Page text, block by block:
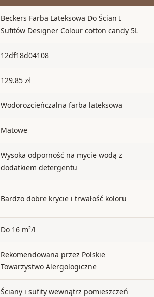
Beckers Farba Lateksowa Do Ścian I
Sufitów Designer Colour cotton candy 5L
12df18d04108
129.85 zł
Wodorozcieńczalna farba lateksowa
Matowe
Wysoka odporność na mycie wodą z
dodatkiem detergentu
Bardzo dobre krycie i trwałość koloru
Do 16 m²/l
Rekomendowana przez Polskie
Towarzystwo Alergologiczne
Ściany i sufity wewnątrz pomieszczeń